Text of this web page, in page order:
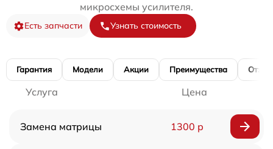
микросхемы усилителя.
Есть запчасти Узнать стоимость
Гарантия Модели Акции Преимущества
Услуга Цена
Замена матрицы 1300 р